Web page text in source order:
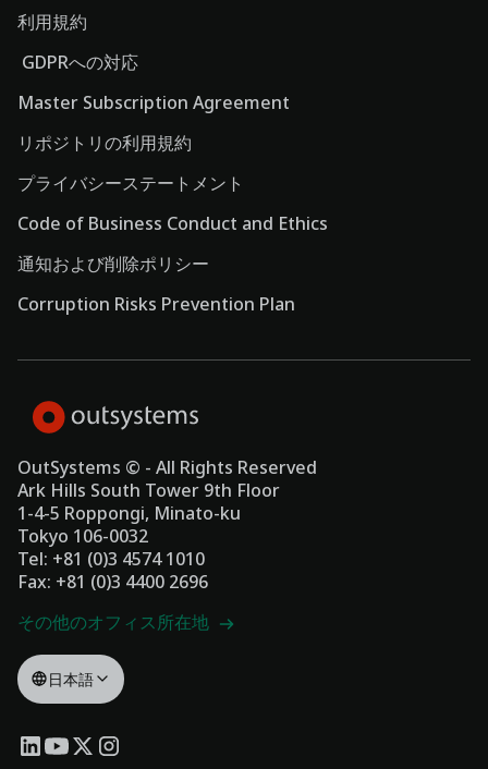
利用規約
GDPRへの対応
Master Subscription Agreement
リポジトリの利用規約
プライバシーステートメント
Code of Business Conduct and Ethics
通知および削除ポリシー
Corruption Risks Prevention Plan
OutSystems © - All Rights Reserved
Ark Hills South Tower 9th Floor
1-4-5 Roppongi, Minato-ku
Tokyo 106-0032
Tel: +81 (0)3 4574 1010
Fax: +81 (0)3 4400 2696
その他のオフィス所在地
日本語